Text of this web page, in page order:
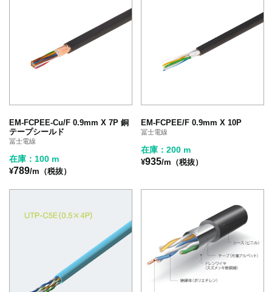
EM-FCPEE-Cu/F 0.9mm X 7P 銅
テープシールド
冨士電線
在庫：100 m
¥789/m（税抜）
EM-FCPEE/F 0.9mm X 10P
冨士電線
在庫：200 m
¥935/m（税抜）